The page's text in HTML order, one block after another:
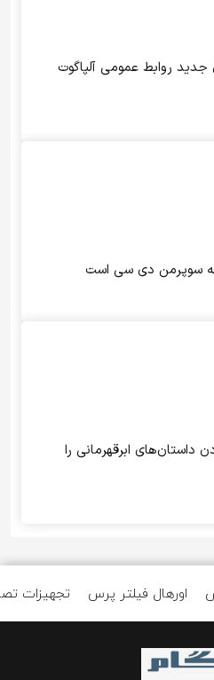
روابط عمومی آلپاگوت
سوپرمن دی سی است
داستان‌های ابرقهرمانی را
تجهیزات اورهال فیلتر پرس